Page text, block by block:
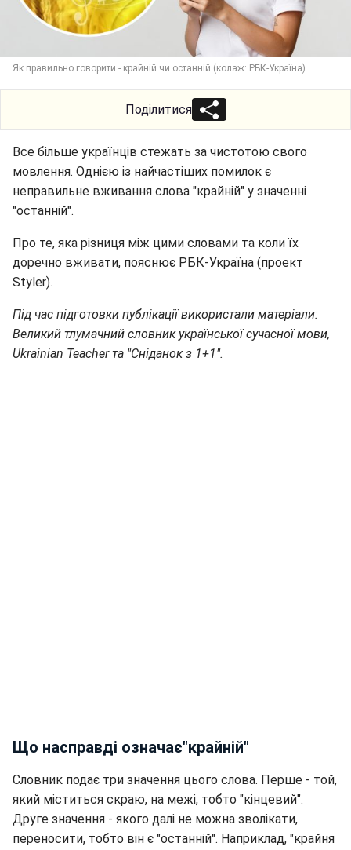
Як правильно говорити - крайній чи останній (колаж: РБК-Україна)
Поділитися
Все більше українців стежать за чистотою свого
мовлення. Однією із найчастіших помилок є
неправильне вживання слова "крайній" у значенні
"останній".
Про те, яка різниця між цими словами та коли їх
доречно вживати, пояснює РБК-Україна (проект
Styler).
Під час підготовки публікації використали матеріали:
Великий тлумачний словник української сучасної мови,
Ukrainian Teacher та "Сніданок з 1+1".
Що насправді означає"крайній"
Словник подає три значення цього слова. Перше - той,
який міститься скраю, на межі, тобто "кінцевий".
Друге значення - якого далі не можна зволікати,
переносити, тобто він є "останній". Наприклад, "крайня